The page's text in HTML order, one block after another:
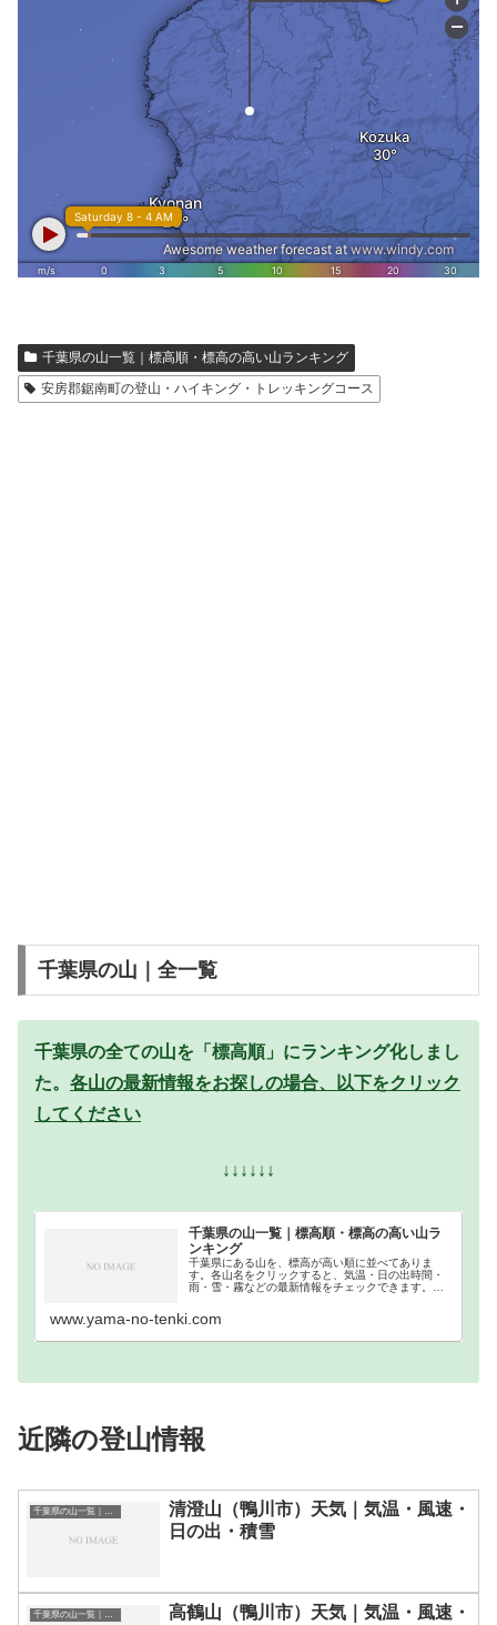
千葉県の山一覧｜標高順・標高の高い山ランキング
安房郡鋸南町の登山・ハイキング・トレッキングコース
千葉県の山｜全一覧
千葉県の全ての山を「標高順」にランキング化しまし
た。 各山の最新情報をお探しの場合、以下をクリック
してください
↓↓↓↓↓↓
千葉県の山一覧｜標高順・標高の高い山ラ
ンキング
千葉県にある山を、標高が高い順に並べてありま
す。各山名をクリックすると、気温・日の出時間・
雨・雪・霧などの最新情報をチェックできます。千
www.yama-no-tenki.com
近隣の登山情報
千葉県の山一覧｜標高順・標高の高い山ランキング
清澄山（鴨川市）天気｜気温・風速・
日の出・積雪
千葉県の山一覧｜標高順・標高の高い山ランキング
高鶴山（鴨川市）天気｜気温・風速・